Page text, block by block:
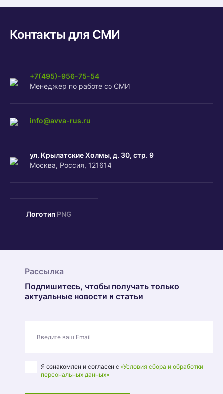
Контакты для СМИ
+7(495)-956-75-54
Менеджер по работе со СМИ
info@avva-rus.ru
ул. Крылатские Холмы, д. З0, стр. 9
Москва, Россия, 121614
Логотип PNG
Рассылка
Подпишитесь, чтобы получать только
актуальные новости и статьи
Введите ваш Email
Я ознакомлен и согласен с «Условия сбора и обработки
персональных данных»